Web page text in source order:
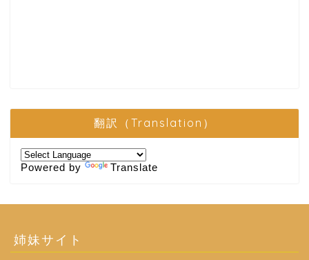
翻訳（Translation）
Powered by Translate
姉妹サイト